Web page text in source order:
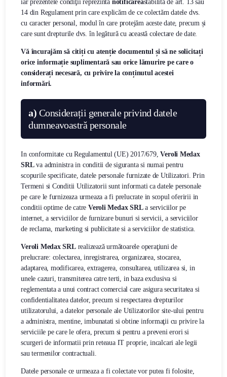
iar prezentele condiţii reprezintă notificareastabilită de art. 13 sau
14 din Regulament prin care explicăm de ce colectăm datele dvs.
cu caracter personal, modul în care protejăm aceste date, precum și
care sunt drepturile dvs. în legătură cu această colectare de date.
Vă încurajăm să citiți cu atenție documentul și să ne solicitați
orice informație suplimentară sau orice lămurire pe care o
considerați necesară, cu privire la conținutul acestei
informări.
a) Considerații generale privind datele
dumneavoastră personale
In conformitate cu Regulamentul (UE) 2017/679,Veroli Medax
SRLva administra in conditii de siguranta si numai pentru
scopurile specificate, datele personale furnizate de Utilizatori. Prin
Termeni si Conditii Utilizatorii sunt informati ca datele personale
pe care le furnizeaza urmeaza a fi prelucrate in scopul oferirii in
conditii optime de catre Veroli Medax SRLa serviciilor pe
internet, a serviciilor de furnizare bunuri si servicii, a serviciilor
de reclama, marketing si publicitate si a serviciilor de statistica.
Veroli Medax SRLrealizează următoarele operaţiuni de
prelucrare: colectarea, inregistrarea, organizarea, stocarea,
adaptarea, modificarea, extragerea, consultarea, utilizarea si, in
unele cazuri, transmiterea catre terti, in baza exclusiva si
reglementata a unui contract comercial care asigura securitatea si
confidentialitatea datelor, precum si respectarea drepturilor
utilizatorului, a datelor personale ale Utilizatorilor site-ului pentru
a administra, mentine, imbunatati si obtine informaţii cu privire la
serviciile pe care le ofera, precum si pentru a preveni erori si
scurgeri de informatii prin reteaua IT proprie, incalcari ale legii
sau termenilor contractuali.
Datele personale ce urmeaza a fi colectate vor putea fi folosite,